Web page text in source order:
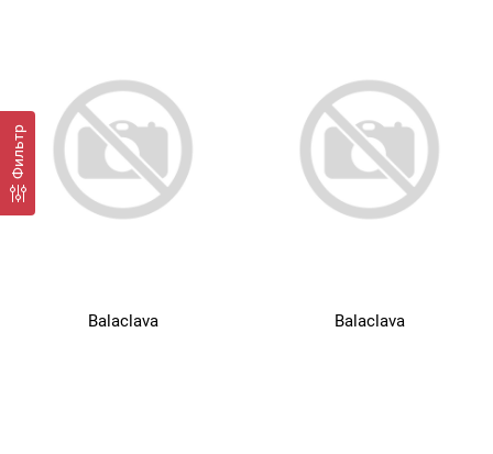
Фильтр
Balaclava Balaclava